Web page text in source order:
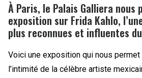
À Paris, le Palais Galliera nous
exposition sur Frida Kahlo,
plus reconnues et influentes
Voici une exposition qui nous permet
l’intimité de la célèbre artiste